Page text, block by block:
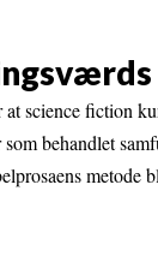
science fiction
behandlet
metode